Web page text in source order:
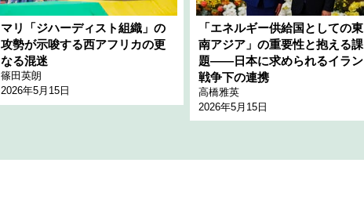
マリ「ジハーディスト組織」の
攻勢が示唆する西アフリカの更
なる混迷
篠田英朗
2026年5月15日
「エネルギー供給国としての東
南アジア」の重要性と抱える課
題――日本に求められるイラン
戦争下の連携
高橋雅英
2026年5月15日